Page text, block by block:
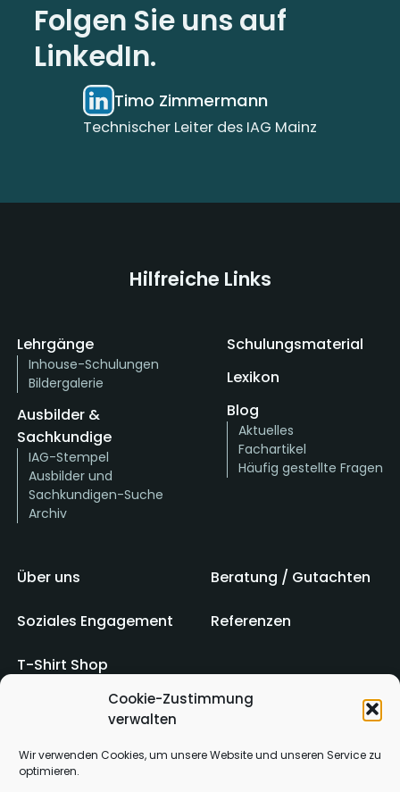
Cookie-Zustimmung
verwalten
Wir verwenden Cookies, um unsere Website und unseren Service zu
optimieren.
Folgen Sie uns auf
LinkedIn.
Timo Zimmermann
Technischer Leiter des IAG Mainz
Hilfreiche Links
Lehrgänge
Inhouse-Schulungen
Bildergalerie
Ausbilder &
Sachkundige
IAG-Stempel
Ausbilder und
Sachkundigen-Suche
Archiv
Schulungsmaterial
Lexikon
Blog
Aktuelles
Fachartikel
Häufig gestellte Fragen
Über uns Beratung / Gutachten
Soziales Engagement Referenzen
T-Shirt Shop
Impressum AGB